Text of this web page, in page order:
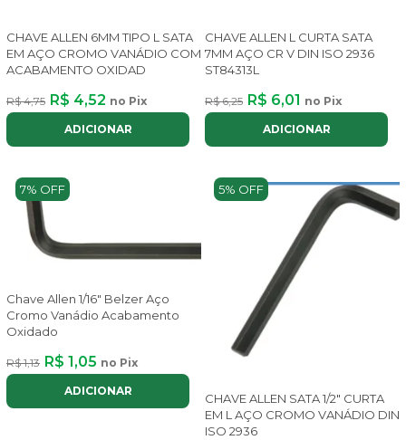
CHAVE ALLEN 6MM TIPO L SATA
EM AÇO CROMO VANÁDIO COM
ACABAMENTO OXIDAD
R$ 4,75 R$ 4,52 no Pix
ADICIONAR
CHAVE ALLEN L CURTA SATA
7MM AÇO CR V DIN ISO 2936
ST84313L
R$ 6,25 R$ 6,01 no Pix
ADICIONAR
7% OFF
Chave Allen 1/16" Belzer Aço
Cromo Vanádio Acabamento
Oxidado
R$ 1,13 R$ 1,05 no Pix
ADICIONAR
5% OFF
CHAVE ALLEN SATA 1/2" CURTA
EM L AÇO CROMO VANÁDIO DIN
ISO 2936